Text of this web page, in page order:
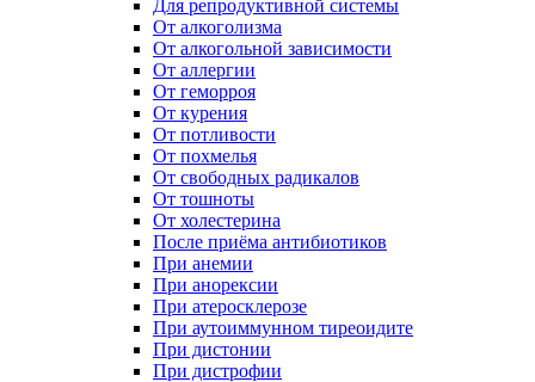
Для репродуктивной системы
От алкоголизма
От алкогольной зависимости
От аллергии
От геморроя
От курения
От потливости
От похмелья
От свободных радикалов
От тошноты
От холестерина
После приёма антибиотиков
При анемии
При анорексии
При атеросклерозе
При аутоиммунном тиреоидите
При дистонии
При дистрофии